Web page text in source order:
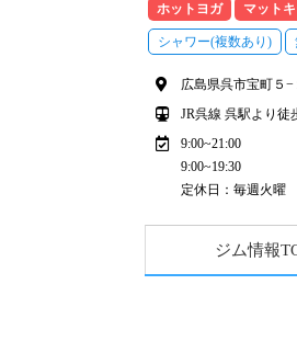
ホットヨガ マット
シャワー(複数あり)
広島県呉市宝町５
JR呉線 呉駅より徒
9:00~21:00
9:00~19:30
定休日：毎週火曜
ジム情報